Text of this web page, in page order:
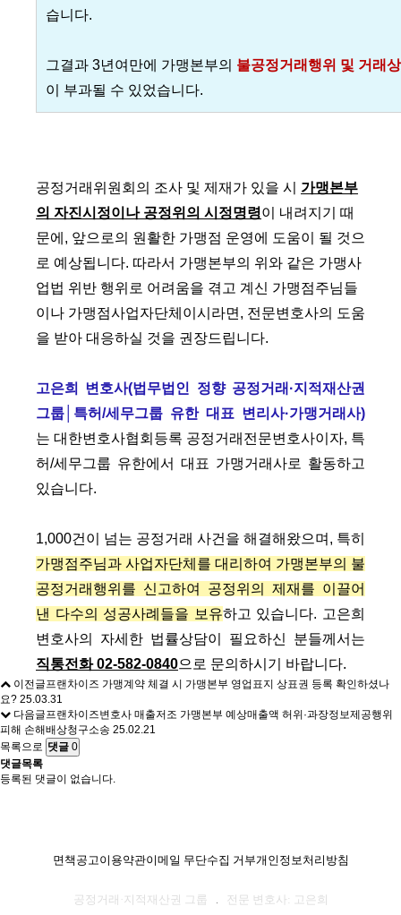
습니다.
그결과 3년여만에 가맹본부의 불공정거래행위 및 거래
이 부과될 수 있었습니다.
공정거래위원회의 조사 및 제재가 있을 시 가맹본부
의 자진시정이나 공정위의 시정명령이 내려지기 때
문에, 앞으로의 원활한 가맹점 운영에 도움이 될 것으
로 예상됩니다. 따라서 가맹본부의 위와 같은 가맹사
업법 위반 행위로 어려움을 겪고 계신 가맹점주님들
이나 가맹점사업자단체이시라면, 전문변호사의 도움
을 받아 대응하실 것을 권장드립니다.
고은희 변호사(법무법인 정향 공정거래·지적재산권
그룹│특허/세무그룹 유한 대표 변리사·가맹거래사)
는 대한변호사협회등록 공정거래전문변호사이자, 특
허/세무그룹 유한에서 대표 가맹거래사로 활동하고
있습니다.
1,000건이 넘는 공정거래 사건을 해결해왔으며, 특히
가맹점주님과 사업자단체를 대리하여 가맹본부의 불
공정거래행위를 신고하여 공정위의 제재를 이끌어
낸 다수의 성공사례들을 보유하고 있습니다. 고은희
변호사의 자세한 법률상담이 필요하신 분들께서는
직통전화 02-582-0840으로 문의하시기 바랍니다.
이전글프랜차이즈 가맹계약 체결 시 가맹본부 영업표지 상표권 등록 확인하셨나
요? 25.03.31
다음글프랜차이즈변호사 매출저조 가맹본부 예상매출액 허위·과장정보제공행위
피해 손해배상청구소송 25.02.21
목록으로 댓글 0
댓글목록
등록된 댓글이 없습니다.
면책공고이용약관이메일 무단수집 거부개인정보처리방침
공정거래·지적재산권 그룹
전문 변호사: 고은희